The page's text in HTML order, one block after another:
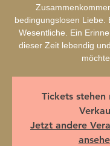
bedingungslosen Liebe.
Wesentliche. Ein
dieser Zeit lebendig
möchte.
Tickets stehen
Jetzt andere